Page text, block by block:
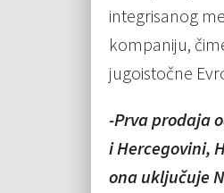
integrisanog
kompaniju,
jugoistočne
-Prva prodaja
i Hercegovini,
ona uključuje